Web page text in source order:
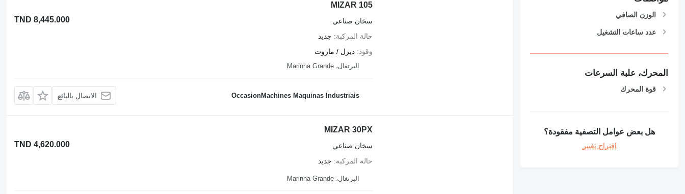
الوزن الصافي
عدد ساعات التشغيل
المحرك، علبة السرعات
قوة المحرك
هل بعض عوامل التصفية مفقودة؟
اقتراح تغيير
MIZAR 105
TND 8,445.000
سخان صناعي
حالة المركبة
جديد
وقود ديزل / مازوت
البرتغال، Marinha Grande
OccasionMachines Maquinas Industriais الاتصال بالبائع
MIZAR 30PX
TND 4,620.000
سخان صناعي
حالة المركبة
جديد
البرتغال، Marinha Grande